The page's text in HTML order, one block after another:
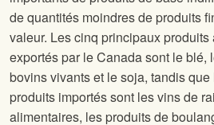
de quantités moindres de produits
valeur. Les cinq principaux
exportés par le Canada sont le blé,
bovins vivants et le soja, tandis
produits importés sont les vins de
alimentaires, les produits de